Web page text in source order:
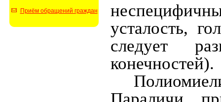
Приём обращений граждан
усталость,
следует
конечностей).